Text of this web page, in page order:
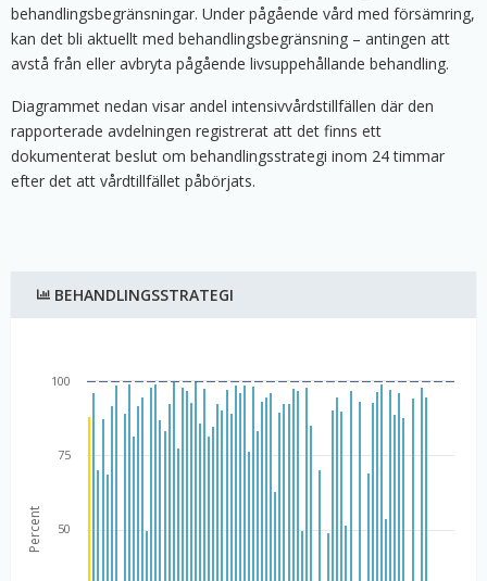
behandlingsbegränsningar. Under pågående vård med försämring,
kan det bli aktuellt med behandlingsbegränsning – antingen att
avstå från eller avbryta pågående livsuppehållande behandling.
Diagrammet nedan visar andel intensivvårdstillfällen där den
rapporterade avdelningen registrerat att det finns ett
dokumenterat beslut om behandlingsstrategi inom 24 timmar
efter det att vårdtillfället påbörjats.
BEHANDLINGSSTRATEGI